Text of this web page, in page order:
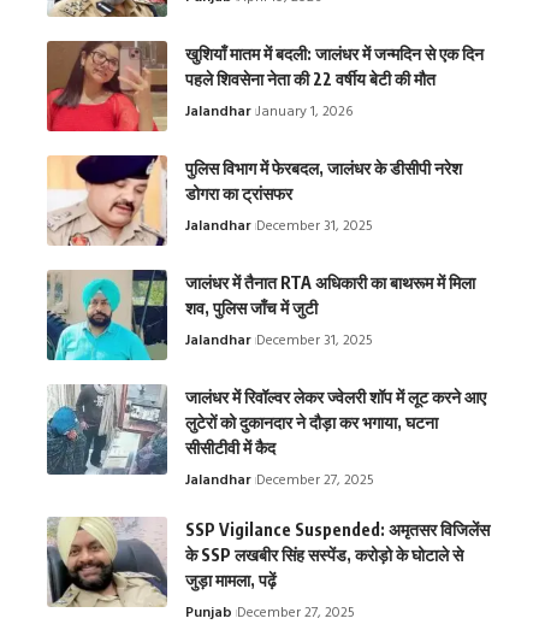
खुशियाँ मातम में बदली: जालंधर में जन्मदिन से एक दिन
पहले शिवसेना नेता की 22 वर्षीय बेटी की मौत
Jalandhar January 1, 2026
पुलिस विभाग में फेरबदल, जालंधर के डीसीपी नरेश
डोगरा का ट्रांसफर
Jalandhar December 31, 2025
जालंधर में तैनात RTA अधिकारी का बाथरूम में मिला
शव, पुलिस जाँच में जुटी
Jalandhar December 31, 2025
जालंधर में रिवॉल्वर लेकर ज्वेलरी शॉप में लूट करने आए
लुटेरों को दुकानदार ने दौड़ा कर भगाया, घटना
सीसीटीवी में कैद
Jalandhar December 27, 2025
SSP Vigilance Suspended: अमृतसर विजिलेंस
के SSP लखबीर सिंह सस्पेंड, करोड़ो के घोटाले से
जुड़ा मामला, पढ़ें
Punjab December 27, 2025